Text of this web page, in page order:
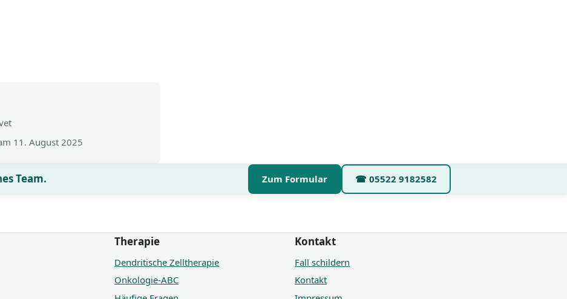
11. August 2025
Team. Zum Formular ☎ 05522 9182582
Therapie
Dendritische Zelltherapie
Onkologie-ABC
Kontakt
Fall schildern
Kontakt